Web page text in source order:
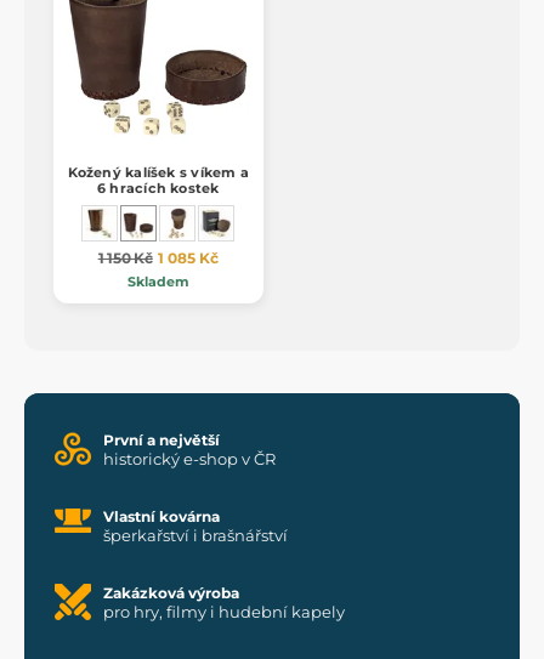
Kožený kalíšek s víkem a
6 hracích kostek
1 150 Kč 1 085 Kč
Skladem
První a největší
historický e-shop v ČR
Vlastní kovárna
šperkařství i brašnářství
Zakázková výroba
pro hry, filmy i hudební kapely